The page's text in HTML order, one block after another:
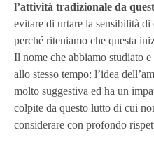
l’attività tradizionale da
evitare di urtare la sensibilità di
perché riteniamo che questa
Il nome che abbiamo studiato
allo stesso tempo: l’idea
molto suggestiva ed ha un
colpite da questo lutto di cui
considerare con profondo